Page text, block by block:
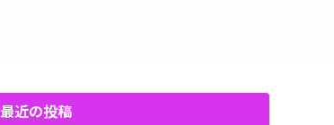
最近の投稿